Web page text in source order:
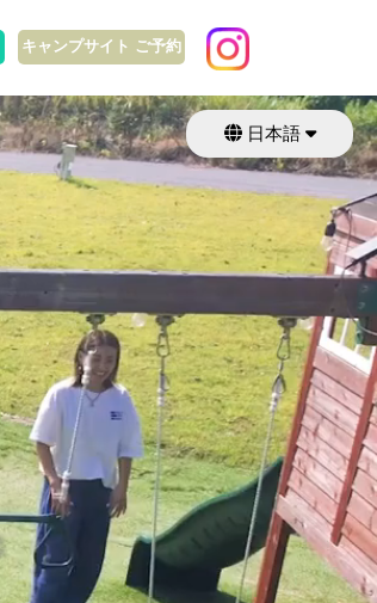
キャンプサイト ご予約
日本語
English
繁體中文